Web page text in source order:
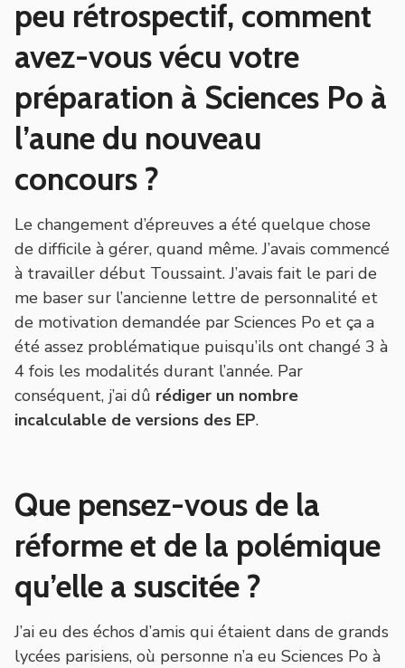
peu rétrospectif, comment
avez-vous vécu votre
préparation à Sciences Po à
l’aune du nouveau
concours ?
Le changement d’épreuves a été quelque chose
de difficile à gérer, quand même. J’avais commencé
à travailler début Toussaint. J’avais fait le pari de
me baser sur l’ancienne lettre de personnalité et
de motivation demandée par Sciences Po et ça a
été assez problématique puisqu’ils ont changé 3 à
4 fois les modalités durant l’année. Par
conséquent, j’ai dû rédiger un nombre
incalculable de versions des EP.
Que pensez-vous de la
réforme et de la polémique
qu’elle a suscitée ?
J’ai eu des échos d’amis qui étaient dans de grands
lycées parisiens, où personne n’a eu Sciences Po à